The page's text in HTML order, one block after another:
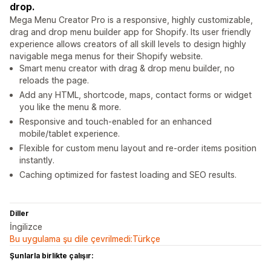
drop.
Mega Menu Creator Pro is a responsive, highly customizable,
drag and drop menu builder app for Shopify. Its user friendly
experience allows creators of all skill levels to design highly
navigable mega menus for their Shopify website.
Smart menu creator with drag & drop menu builder, no
reloads the page.
Add any HTML, shortcode, maps, contact forms or widget
you like the menu & more.
Responsive and touch-enabled for an enhanced
mobile/tablet experience.
Flexible for custom menu layout and re-order items position
instantly.
Caching optimized for fastest loading and SEO results.
Diller
İngilizce
Bu uygulama şu dile çevrilmedi:Türkçe
Şunlarla birlikte çalışır: